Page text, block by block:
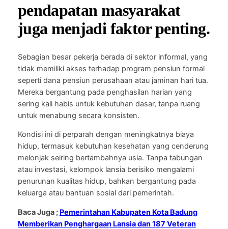
pendapatan masyarakat
juga menjadi faktor penting.
Sebagian besar pekerja berada di sektor informal, yang
tidak memiliki akses terhadap program pensiun formal
seperti dana pensiun perusahaan atau jaminan hari tua.
Mereka bergantung pada penghasilan harian yang
sering kali habis untuk kebutuhan dasar, tanpa ruang
untuk menabung secara konsisten.
Kondisi ini di perparah dengan meningkatnya biaya
hidup, termasuk kebutuhan kesehatan yang cenderung
melonjak seiring bertambahnya usia. Tanpa tabungan
atau investasi, kelompok lansia berisiko mengalami
penurunan kualitas hidup, bahkan bergantung pada
keluarga atau bantuan sosial dari pemerintah.
Baca Juga ; Pemerintahan Kabupaten Kota Badung
Memberikan Penghargaan Lansia dan 187 Veteran